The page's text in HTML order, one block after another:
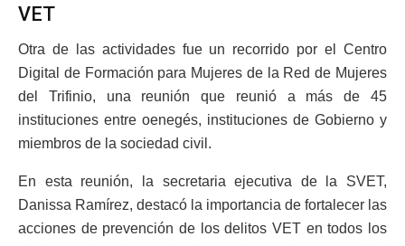
VET
Otra de las actividades fue un recorrido por el Centro
Digital de Formación para Mujeres de la Red de Mujeres
del Trifinio, una reunión que reunió a más de 45
instituciones entre oenegés, instituciones de Gobierno y
miembros de la sociedad civil.
En esta reunión, la secretaria ejecutiva de la SVET,
Danissa Ramírez, destacó la importancia de fortalecer las
acciones de prevención de los delitos VET en todos los